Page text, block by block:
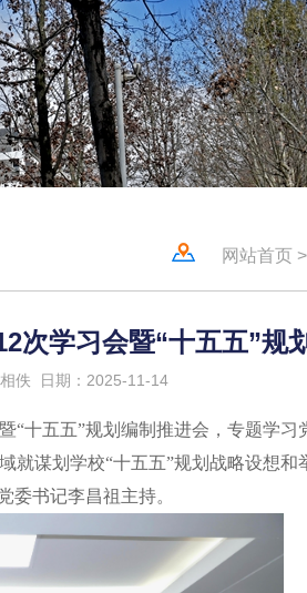
网站首页 >
次学习会暨“十五五”规
佚 日期：2025-11-14
十五五”规划编制推进会，专题学习
谋划学校“十五五”规划战略设想和
委书记李昌祖主持。